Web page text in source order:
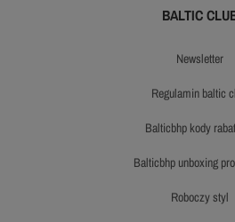
BALTIC
newsletter
regulamin baltic
balticbhp kody
balticbhp unboxing
roboczy styl